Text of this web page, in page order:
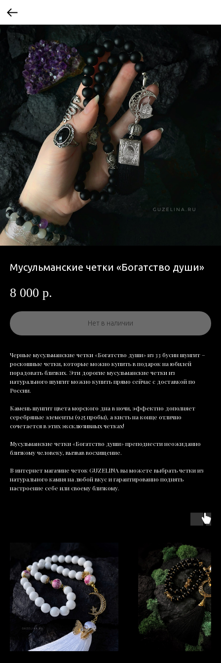
Мусульманские четки «Богатство души»
8 000 р.
Нет в наличии
Черные мусульманские четки «Богатство души» из 33 бусин шунгит –
роскошные четки, которые можно купить в подарок на юбилей
порадовать близких. Эти дорогие мусульманские четки из
натурального шунгит можно купить прямо сейчас с доставкой по
России.
Камень шунгит цвета морского дна в ночи, эффектно дополняет
серебряные элементы (925 пробы), а кисть на конце отлично
сочетается в этих эксклюзивных четках!
Мусульманские четки «Богатство души» преподнести неожиданно
близкому человеку, вызвав восхищение.
В интернет магазине четок GUZELINA вы можете выбрать четки из
натурального камня на любой вкус и гарантированно поднять
настроение себе или своему близкому.